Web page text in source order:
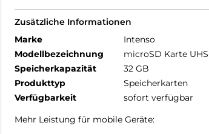
Zusätzliche Informationen
Marke
Intenso
Modellbezeichnung
microSD Karte
Speicherkapazität
32 GB
Produkttyp
Speicherkarten
Verfügbarkeit
sofort verfügbar
Mehr Leistung für mobile Geräte: